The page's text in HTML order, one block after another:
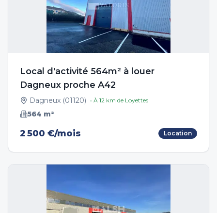
Local d'activité 564m² à louer
Dagneux proche A42
Dagneux (01120) • À 12 km de Loyettes
564 m²
2 500 €/mois Location